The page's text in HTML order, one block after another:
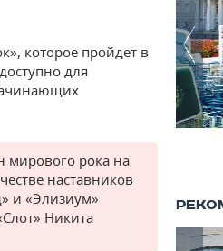
которое пройдет в
для
мирового рока на
наставников
и «Элизиум»
Никита